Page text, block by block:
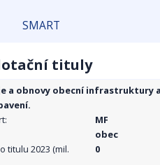
SMART
tituly
a obnovy obecní infrastruktury
MF
obec
titulu 2023 (mil.
0